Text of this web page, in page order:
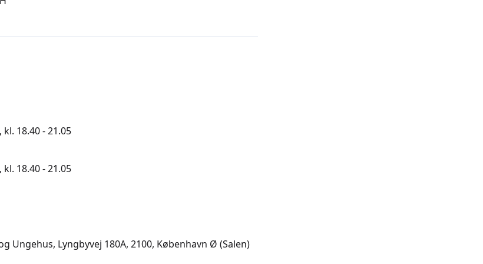
18.40 - 21.05
18.40 - 21.05
Ungehus, Lyngbyvej 180A, 2100, København Ø (Salen)